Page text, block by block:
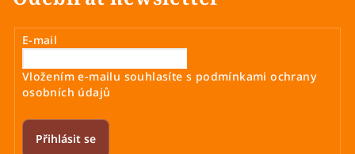
E-mail
Vložením e-mailu souhlasíte s podmínkami ochrany
osobních údajů
Přihlásit se